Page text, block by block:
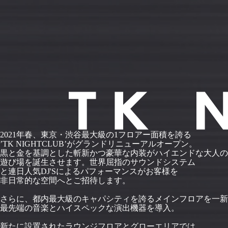
2021年春、東京・渋谷最大級の1フロアー面積を誇る
’TK NIGHTCLUB’がグランドリニューアルオープン。
黒と金を基調とした斬新かつ豪華な内装がハイエンドな大人の
遊び場を誕生させます。世界屈指のサウンドシステム
と連日人気DJ'Sによるパフォーマンスがお客様を
非日常的な空間へとご招待します。
さらに、都内最大級のキャパシティを誇るメインフロアを一
最先端の音楽とハイスペックな演出機器を導入。